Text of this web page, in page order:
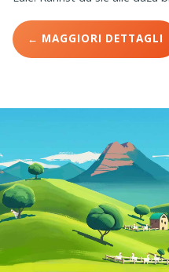
← MAGGIORI DETTAGLI